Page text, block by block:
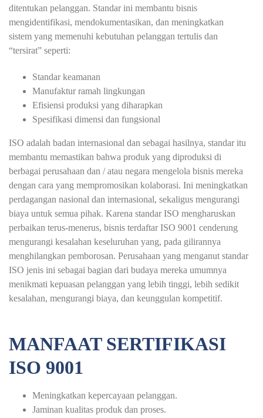
ditentukan pelanggan. Standar ini membantu bisnis
mengidentifikasi, mendokumentasikan, dan meningkatkan
sistem yang memenuhi kebutuhan pelanggan tertulis dan
“tersirat” seperti:
Standar keamanan
Manufaktur ramah lingkungan
Efisiensi produksi yang diharapkan
Spesifikasi dimensi dan fungsional
ISO adalah badan internasional dan sebagai hasilnya, standar itu
membantu memastikan bahwa produk yang diproduksi di
berbagai perusahaan dan / atau negara mengelola bisnis mereka
dengan cara yang mempromosikan kolaborasi. Ini meningkatkan
perdagangan nasional dan internasional, sekaligus mengurangi
biaya untuk semua pihak. Karena standar ISO mengharuskan
perbaikan terus-menerus, bisnis terdaftar ISO 9001 cenderung
mengurangi kesalahan keseluruhan yang, pada gilirannya
menghilangkan pemborosan. Perusahaan yang menganut standar
ISO jenis ini sebagai bagian dari budaya mereka umumnya
menikmati kepuasan pelanggan yang lebih tinggi, lebih sedikit
kesalahan, mengurangi biaya, dan keunggulan kompetitif.
MANFAAT SERTIFIKASI
ISO 9001
Meningkatkan kepercayaan pelanggan.
Jaminan kualitas produk dan proses.